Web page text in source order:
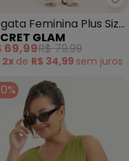
- Blusa (Preto) em
Feminina Plus Size
GLAM
69,99R$ 79,99
2x de R$ 34,99 sem juros